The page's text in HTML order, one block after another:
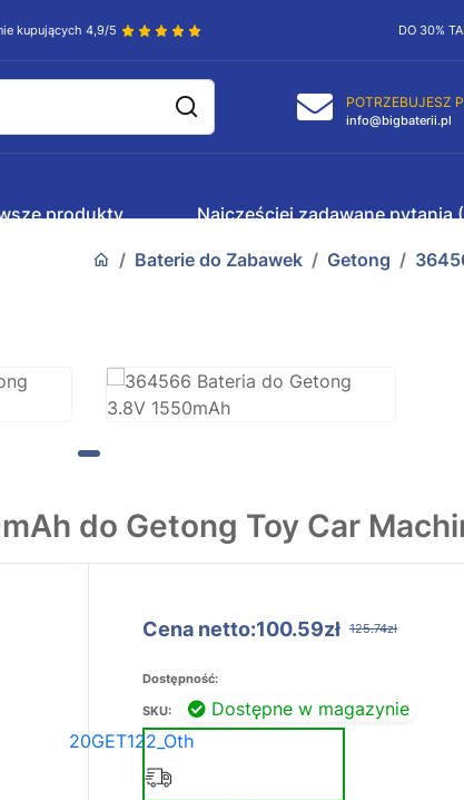
kupujących 4,9/5 DO 30%
POTRZEBUJESZ
info@bigbaterii.pl
produkty Najczęściej zadawane pytania
Baterie do Zabawek Getong
do Getong Toy Car
Cena netto:100.59zł 125.74zł
Dostępność:
Dostępne w magazynie
SKU:
20GET122_Oth